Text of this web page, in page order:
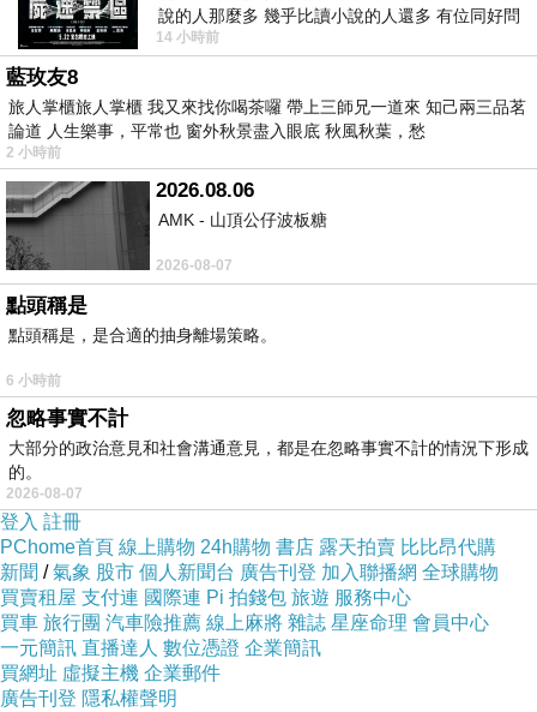
說的人那麼多 幾乎比讀小說的人還多 有位同好問
了一個問題 她說為什麼高中文學獎的
14 小時前
藍玫友8
旅人掌櫃旅人掌櫃 我又來找你喝茶囉 帶上三師兄一道來 知己兩三品茗
論道 人生樂事，平常也 窗外秋景盡入眼底 秋風秋葉，愁
2 小時前
2026.08.06
AMK - 山頂公仔波板糖
2026-08-07
點頭稱是
點頭稱是，是合適的抽身離場策略。
6 小時前
忽略事實不計
大部分的政治意見和社會溝通意見，都是在忽略事實不計的情況下形成
的。
2026-08-07
登入 註冊
PChome首頁 線上購物 24h購物 書店 露天拍賣 比比昂代購
新聞 /氣象 股市 個人新聞台 廣告刊登 加入聯播網 全球購物
買賣租屋 支付連 國際連 Pi 拍錢包 旅遊 服務中心
買車 旅行團 汽車險推薦 線上麻將 雜誌 星座命理 會員中心
一元簡訊 直播達人 數位憑證 企業簡訊
買網址 虛擬主機 企業郵件
廣告刊登 隱私權聲明